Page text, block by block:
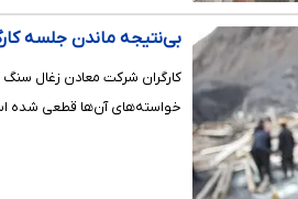
بی‌نتیجه ماندن جلسه
کارگران شرکت معادن زغال سنگ
خواسته‌های آن‌ها قطعی شده